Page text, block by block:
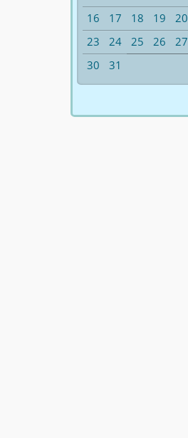
16
17 18 19 20
23
24 25 26 27
30
31